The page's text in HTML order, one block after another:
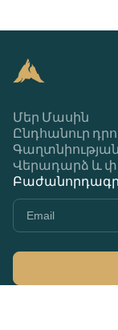
Մեր Մասին
Ընդհանուր
Վերադարձ և